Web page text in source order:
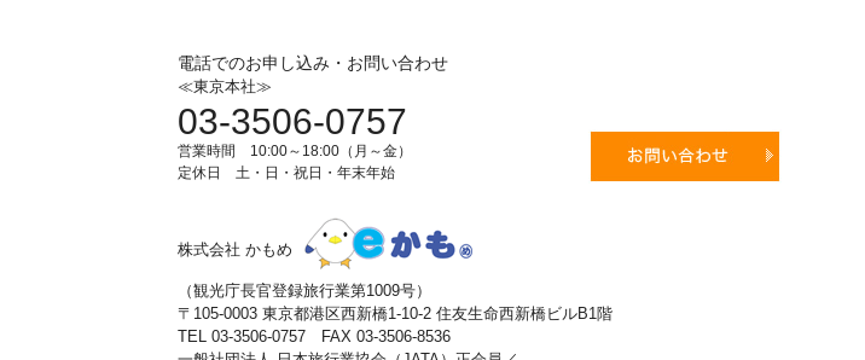
電話でのお申し込み・お問い合わせ
≪東京本社≫
03-3506-0757
営業時間 10:00～18:00（月～金）
定休日 土・日・祝日・年末年始
株式会社 かもめ
（観光庁長官登録旅行業第1009号）
〒105-0003 東京都港区西新橋1-10-2 住友生命西新橋ビルB1階
TEL 03-3506-0757 FAX 03-3506-8536